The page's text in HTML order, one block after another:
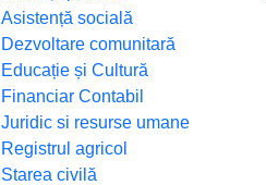
Asistență socială
Dezvoltare comunitară
Educație și Cultură
Financiar Contabil
Juridic si resurse umane
Registrul agricol
Starea civilă